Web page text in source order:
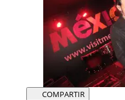
COMPARTIR